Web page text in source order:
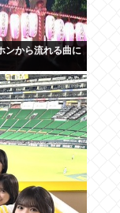
ンから流れる曲に